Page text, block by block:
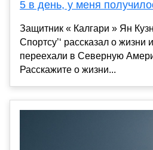
5 в день, у меня
Защитник « Калгари » Ян
Спортсу’‘ рассказал о
переехали в Северную
Расскажите о жизни...